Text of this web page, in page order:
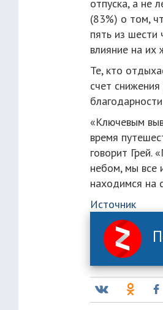
отпуска, а не
(83%) о том,
пять из шести
влияние на их
Те, кто
счет
«Ключевым
время
говорит Грей.
небом, мы все
находимся на
Источник